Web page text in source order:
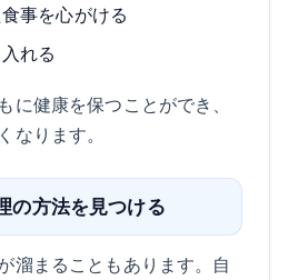
事を心がける
れる
に健康を保つことができ、
なります。
の方法を見つける
溜まることもあります。自